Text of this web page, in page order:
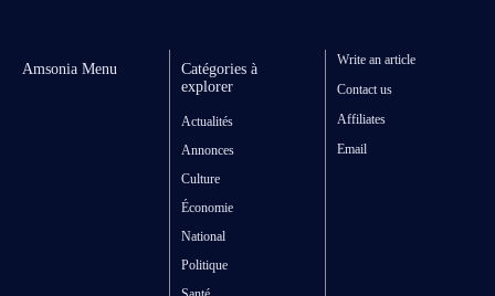
Amsonia Menu
Catégories à
explorer
Actualités
Annonces
Culture
Économie
National
Politique
Write an article
Contact us
Affiliates
Email